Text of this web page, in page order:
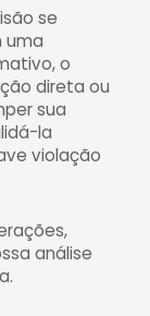
se
uma
o
direta ou
sua
la
violação
análise